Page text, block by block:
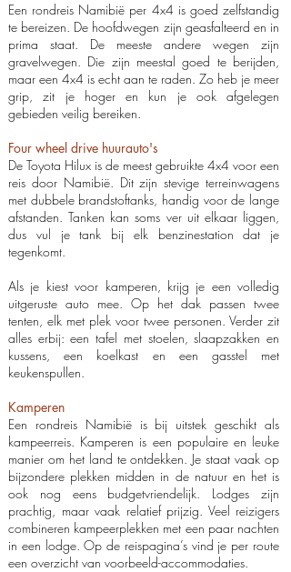
Een rondreis Namibië per 4x4 is goed zelfstandig
te bereizen. De hoofdwegen zijn geasfalteerd en in
prima staat. De meeste andere wegen zijn
gravelwegen. Die zijn meestal goed te berijden,
maar een 4x4 is echt aan te raden. Zo heb je meer
grip, zit je hoger en kun je ook afgelegen
gebieden veilig bereiken.
Four wheel drive huurauto's
De Toyota Hilux is de meest gebruikte 4x4 voor een
reis door Namibië. Dit zijn stevige terreinwagens
met dubbele brandstoftanks, handig voor de lange
afstanden. Tanken kan soms ver uit elkaar liggen,
dus vul je tank bij elk benzinestation dat je
tegenkomt.
Als je kiest voor kamperen, krijg je een volledig
uitgeruste auto mee. Op het dak passen twee
tenten, elk met plek voor twee personen. Verder zit
alles erbij: een tafel met stoelen, slaapzakken en
kussens, een koelkast en een gasstel met
keukenspullen.
Kamperen
Een rondreis Namibië is bij uitstek geschikt als
kampeerreis. Kamperen is een populaire en leuke
manier om het land te ontdekken. Je staat vaak op
bijzondere plekken midden in de natuur en het is
ook nog eens budgetvriendelijk. Lodges zijn
prachtig, maar vaak relatief prijzig. Veel reizigers
combineren kampeerplekken met een paar nachten
in een lodge. Op de reispagina’s vind je per route
een overzicht van voorbeeld-accommodaties.